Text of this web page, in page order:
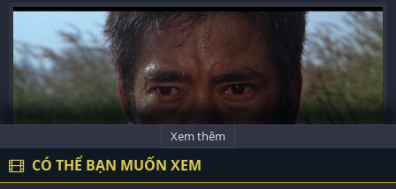
Xem thêm
CÓ THỂ BẠN MUỐN XEM